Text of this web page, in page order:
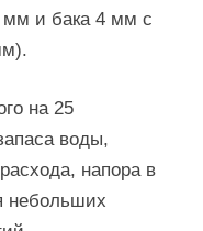
мм и бака 4 мм с
на 25
воды,
напора в
небольших